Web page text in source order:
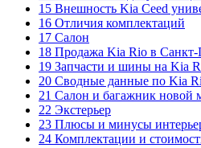
15 Внешность Kia Ceed
16 Отличия комплектаций
17 Салон
18 Продажа Kia Rio в Санкт-
19 Запчасти и шины на Kia
20 Сводные данные по Kia
21 Салон и багажник новой
22 Экстерьер
23 Плюсы и минусы
24 Комплектации и